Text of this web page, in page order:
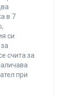
в 7
си
счита за
при